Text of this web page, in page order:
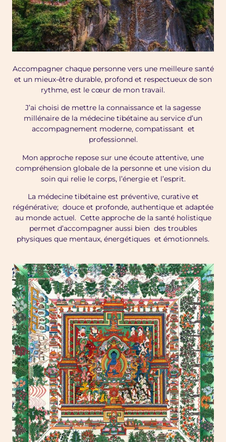
Accompagner chaque personne vers une meilleure santé
et un mieux-être durable, profond et respectueux de son
rythme, est le cœur de mon travail.
J’ai choisi de mettre la connaissance et la sagesse
millénaire de la médecine tibétaine au service d’un
accompagnement moderne, compatissant et
professionnel.
Mon approche repose sur une écoute attentive, une
compréhension globale de la personne et une vision du
soin qui relie le corps, l’énergie et l’esprit.
La médecine tibétaine est préventive, curative et
régénérative; douce et profonde, authentique et adaptée
au monde actuel. Cette approche de la santé holistique
permet d’accompagner aussi bien des troubles
physiques que mentaux, énergétiques et émotionnels.